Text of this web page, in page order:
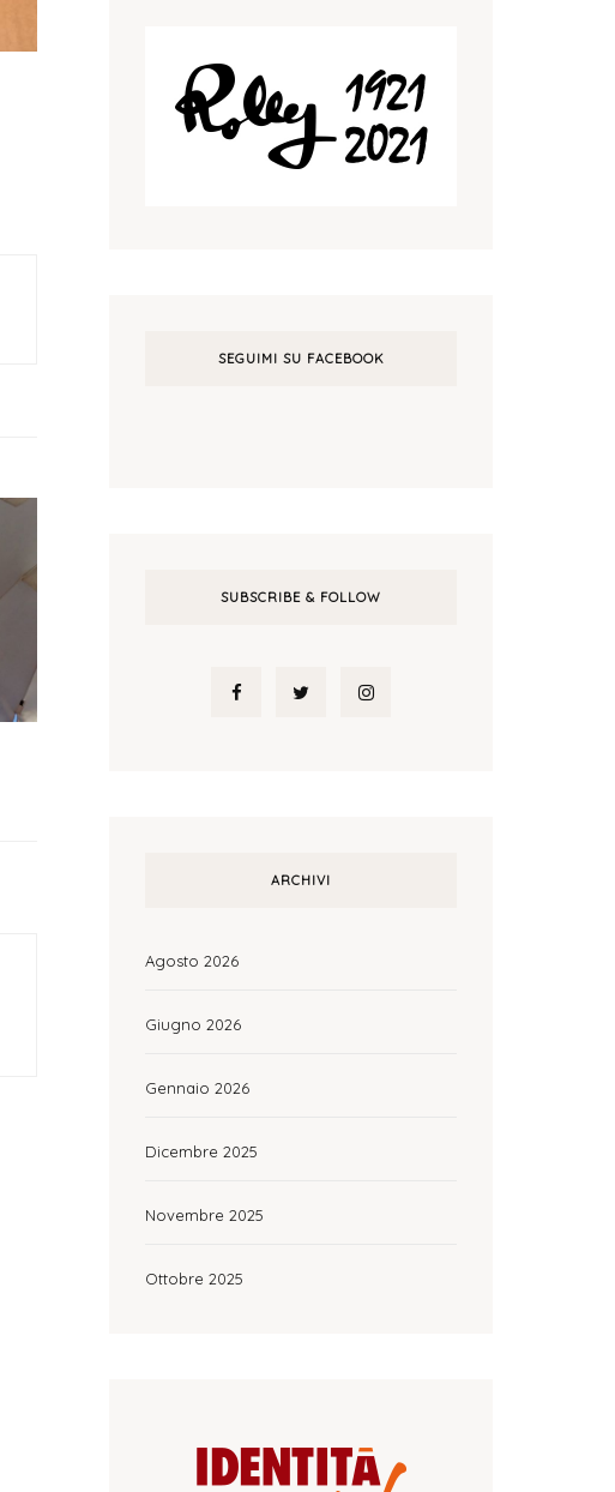
SEGUIMI SU FACEBOOK
SUBSCRIBE & FOLLOW
ARCHIVI
Agosto 2026
Giugno 2026
Gennaio 2026
Dicembre 2025
Novembre 2025
Ottobre 2025